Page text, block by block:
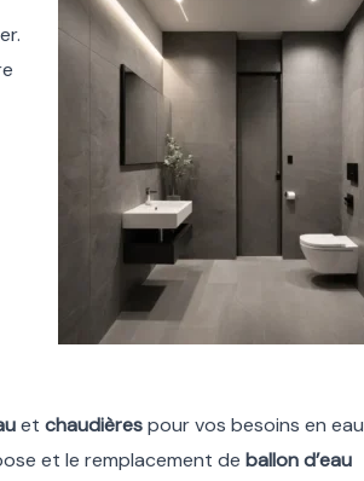
et chaudièrespour vos besoins en eau
et le remplacement de ballon d’eau